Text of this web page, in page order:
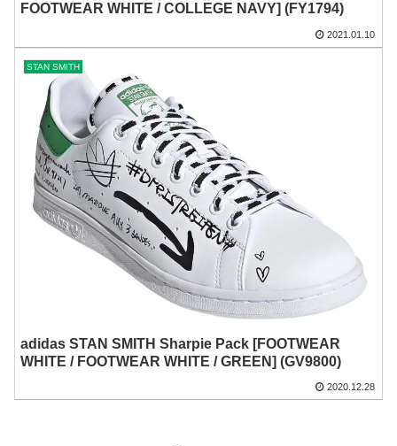
FOOTWEAR WHITE / COLLEGE NAVY] (FY1794)
2021.01.10
STAN SMITH
adidas STAN SMITH Sharpie Pack [FOOTWEAR
WHITE / FOOTWEAR WHITE / GREEN] (GV9800)
2020.12.28